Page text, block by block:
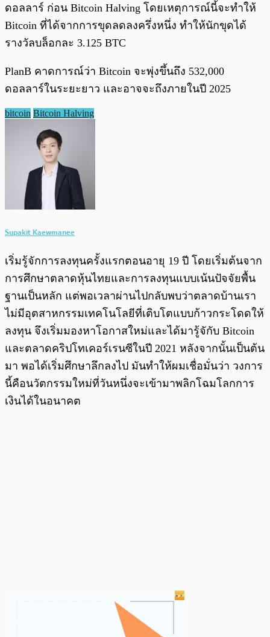
ดอลลาร์ ก่อน Bitcoin Halving โดยเหตุการณ์นี้จะทำให้
Bitcoin ที่ได้จากการขุดลดลงครึ่งหนึ่ง ทำให้นักขุดได้
รางวัลบล็อกละ 3.125 BTC
PlanB คาดการณ์ว่า Bitcoin จะพุ่งขึ้นถึง 532,000
ดอลลาร์ในระยะยาว และอาจจะถึงภายในปี 2025
bitcoin Bitcoin Halving
Supakit Kaewmanee
เริ่มรู้จักการลงทุนครั้งแรกตอนอายุ 19 ปี โดยเริ่มต้นจาก
การศึกษาตลาดหุ้นไทยและการลงทุนแบบเน้นปัจจัยพื้น
ฐานเป็นหลัก แต่พอเวลาผ่านไปกลับพบว่าตลาดบ้านเรา
ไม่มีอุตสาหกรรมเทคโนโลยีที่เติบโตแบบก้าวกระโดดให้
ลงทุน จึงเริ่มมองหาโอกาสใหม่และได้มารู้จักับ Bitcoin
และตลาดคริปโทเคอร์เรนซีในปี 2021 หลังจากนั้นเป็นต้น
มา พอได้เริ่มศึกษาลึกลงไป มันทำให้ผมเชื่อมั่นว่า วงการ
นี้คือนวัตกรรมใหม่ที่วันหนึ่งจะเข้ามาพลิกโฉมโลกการ
เงินได้ในอนาคต